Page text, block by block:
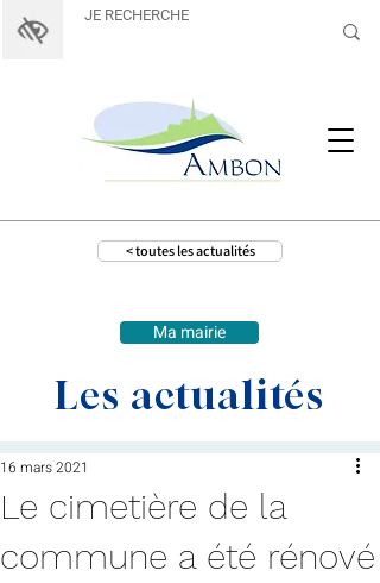
< toutes les actualités
Ma mairie
Les actualités
Le cimetière de la
commune a été rénové
16 mars 2021